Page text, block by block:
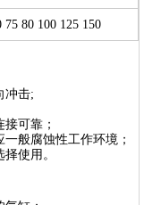
75 80 100 125 150
冲击;
可靠；
般腐蚀性工作环境；
使用。